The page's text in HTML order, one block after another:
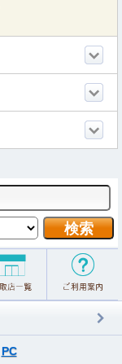
PC